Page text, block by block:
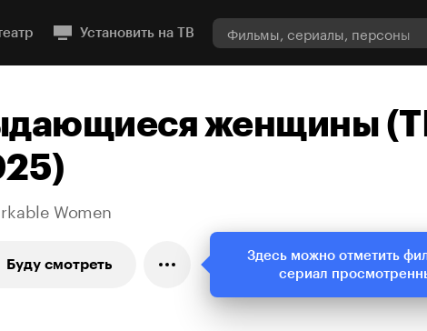
Установить на ТВ
женщины
Women
Буду смотреть
Здесь можно отметить
сериал